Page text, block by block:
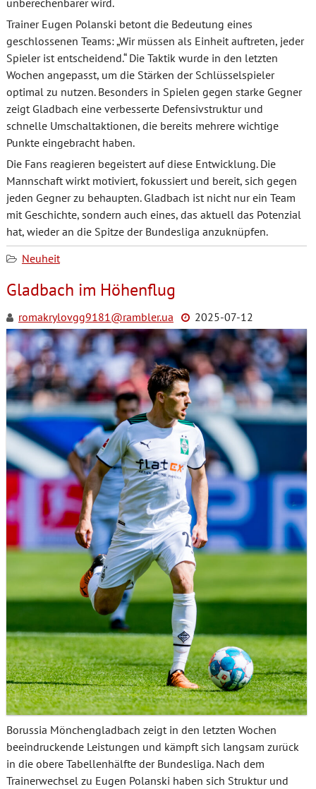
Trainer Eugen Polanski betont die Bedeutung eines
geschlossenen Teams: „Wir müssen als Einheit auftreten, jeder
Spieler ist entscheidend.“ Die Taktik wurde in den letzten
Wochen angepasst, um die Stärken der Schlüsselspieler
optimal zu nutzen. Besonders in Spielen gegen starke Gegner
zeigt Gladbach eine verbesserte Defensivstruktur und
schnelle Umschaltaktionen, die bereits mehrere wichtige
Punkte eingebracht haben.
Die Fans reagieren begeistert auf diese Entwicklung. Die
Mannschaft wirkt motiviert, fokussiert und bereit, sich gegen
jeden Gegner zu behaupten. Gladbach ist nicht nur ein Team
mit Geschichte, sondern auch eines, das aktuell das Potenzial
hat, wieder an die Spitze der Bundesliga anzuknüpfen.
Neuheit
Gladbach im Höhenflug
romakrylovgg9181@rambler.ua 2025-07-12
Borussia Mönchengladbach zeigt in den letzten Wochen
beeindruckende Leistungen und kämpft sich langsam zurück
in die obere Tabellenhälfte der Bundesliga. Nach dem
Trainerwechsel zu Eugen Polanski haben sich Struktur und